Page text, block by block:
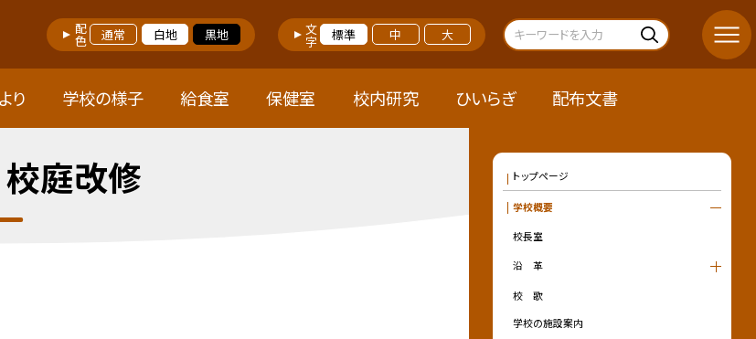
配色 通常 白地 黒地 文字 標準 中 大
り 学校の様子 給食室 保健室 校内研究 ひいらぎ 配布文書
庭改修 トップページ
学校概要
校長室
沿 革
校 歌
学校の施設案内